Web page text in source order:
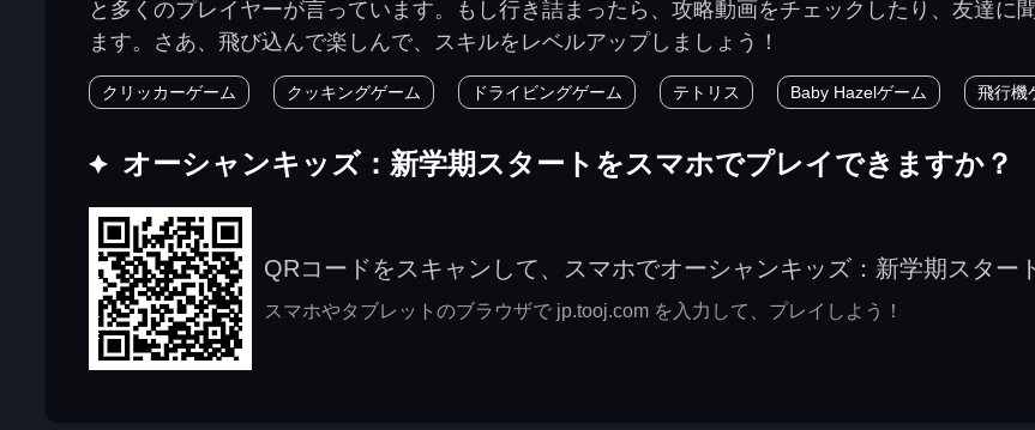
と多くのプレイヤーが言っています。もし行き詰まったら、攻略動画をチェックしたり、友達に
ます。さあ、飛び込んで楽しんで、スキルをレベルアップしましょう！
クリッカーゲーム クッキングゲーム ドライビングゲーム テトリス Baby Hazelゲーム 飛行機
オーシャンキッズ：新学期スタートをスマホでプレイできますか？
QRコードをスキャンして、スマホでオーシャンキッズ：新学期スター
スマホやタブレットのブラウザで jp.tooj.com を入力して、プレイしよう！